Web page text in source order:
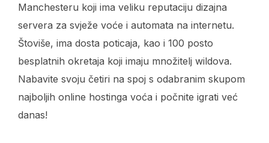
Manchesteru koji ima veliku reputaciju dizajna
servera za svježe voće i automata na internetu.
Štoviše, ima dosta poticaja, kao i 100 posto
besplatnih okretaja koji imaju množitelj wildova.
Nabavite svoju četiri na spoj s odabranim skupom
najboljih online hostinga voća i počnite igrati već
danas!